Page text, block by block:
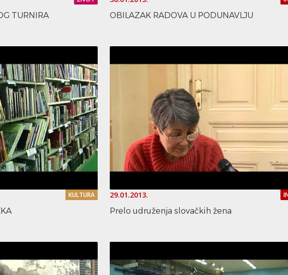
TURNIRA OBILAZAK RADOVA U PODUNAVLJU
KULTURA 29.01.2013.
Prelo udruženja slovačkih žena